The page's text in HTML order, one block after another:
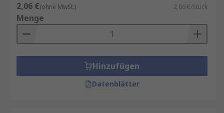
2,06 €(ohne MwSt.) 2,06 €/Stück
Menge
Hinzufügen
Datenblätter